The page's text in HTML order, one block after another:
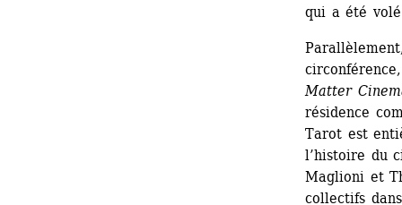
qui a été
Matter
résidence
Tarot est
l’histoire du
Maglioni et
collectifs